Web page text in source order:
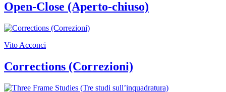
Open-Close (Aperto-chiuso)
Vito Acconci
Corrections (Correzioni)